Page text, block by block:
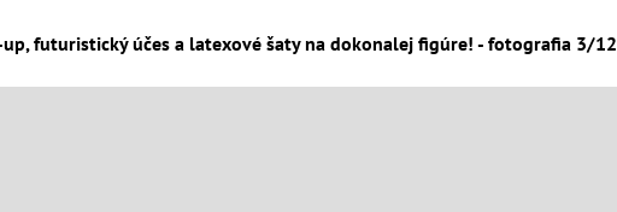
futuristický účes a latexové šaty na dokonalej figúre! - fotografia 3/12